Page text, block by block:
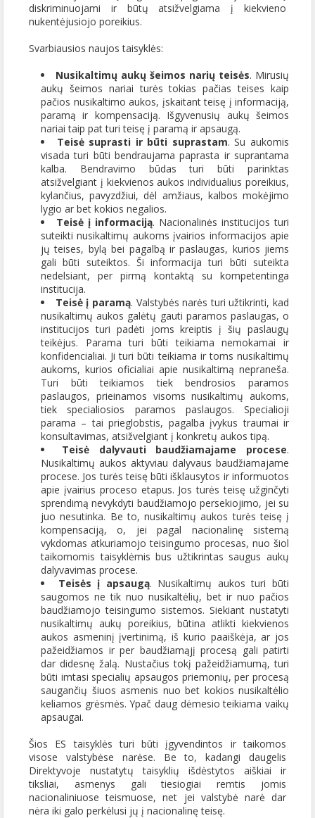
diskriminuojami ir būtų atsižvelgiama į kiekvieno
nukentėjusiojo poreikius.
Svarbiausios naujos taisyklės:
Nusikaltimų aukų šeimos narių teisės. Mirusių
aukų šeimos nariai turės tokias pačias teises kaip
pačios nusikaltimo aukos, įskaitant teisę į informaciją,
paramą ir kompensaciją. Išgyvenusių aukų šeimos
nariai taip pat turi teisę į paramą ir apsaugą.
Teisė suprasti ir būti suprastam. Su aukomis
visada turi būti bendraujama paprasta ir suprantama
kalba. Bendravimo būdas turi būti parinktas
atsižvelgiant į kiekvienos aukos individualius poreikius,
kylančius, pavyzdžiui, dėl amžiaus, kalbos mokėjimo
lygio ar bet kokios negalios.
Teisė į informaciją. Nacionalinės institucijos turi
suteikti nusikaltimų aukoms įvairios informacijos apie
jų teises, bylą bei pagalbą ir paslaugas, kurios jiems
gali būti suteiktos. Ši informacija turi būti suteikta
nedelsiant, per pirmą kontaktą su kompetentinga
institucija.
Teisė į paramą. Valstybės narės turi užtikrinti, kad
nusikaltimų aukos galėtų gauti paramos paslaugas, o
institucijos turi padėti joms kreiptis į šių paslaugų
teikėjus. Parama turi būti teikiama nemokamai ir
konfidencialiai. Ji turi būti teikiama ir toms nusikaltimų
aukoms, kurios oficialiai apie nusikaltimą nepraneša.
Turi būti teikiamos tiek bendrosios paramos
paslaugos, prieinamos visoms nusikaltimų aukoms,
tiek specialiosios paramos paslaugos. Specialioji
parama – tai prieglobstis, pagalba įvykus traumai ir
konsultavimas, atsižvelgiant į konkretų aukos tipą.
Teisė dalyvauti baudžiamajame procese.
Nusikaltimų aukos aktyviau dalyvaus baudžiamajame
procese. Jos turės teisę būti išklausytos ir informuotos
apie įvairius proceso etapus. Jos turės teisę užginčyti
sprendimą nevykdyti baudžiamojo persekiojimo, jei su
juo nesutinka. Be to, nusikaltimų aukos turės teisę į
kompensaciją, o, jei pagal nacionalinę sistemą
vykdomas atkuriamojo teisingumo procesas, nuo šiol
taikomomis taisyklėmis bus užtikrintas saugus aukų
dalyvavimas procese.
Teisės į apsaugą. Nusikaltimų aukos turi būti
saugomos ne tik nuo nusikaltėlių, bet ir nuo pačios
baudžiamojo teisingumo sistemos. Siekiant nustatyti
nusikaltimų aukų poreikius, būtina atlikti kiekvienos
aukos asmeninį įvertinimą, iš kurio paaiškėja, ar jos
pažeidžiamos ir per baudžiamąjį procesą gali patirti
dar didesnę žalą. Nustačius tokį pažeidžiamumą, turi
būti imtasi specialių apsaugos priemonių, per procesą
saugančių šiuos asmenis nuo bet kokios nusikaltėlio
keliamos grėsmės. Ypač daug dėmesio teikiama vaikų
apsaugai.
Šios ES taisyklės turi būti įgyvendintos ir taikomos
visose valstybėse narėse. Be to, kadangi daugelis
Direktyvoje nustatytų taisyklių išdėstytos aiškiai ir
tiksliai, asmenys gali tiesiogiai remtis jomis
nacionaliniuose teismuose, net jei valstybė narė dar
nėra iki galo perkėlusi jų į nacionalinę teisę.